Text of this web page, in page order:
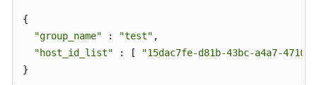
vulnerabilidades
{
"group_name" : "test" ,
"host_id_list" : [
"15dac7fe-d81b-43bc-a4a7-
}